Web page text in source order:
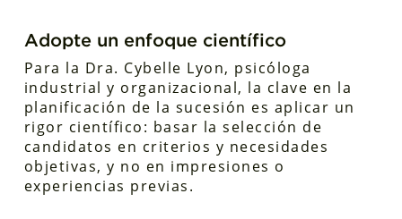
Adopte un enfoque científico
Para la Dra. Cybelle Lyon, psicóloga
industrial y organizacional, la clave en la
planificación de la sucesión es aplicar un
rigor científico: basar la selección de
candidatos en criterios y necesidades
objetivas, y no en impresiones o
experiencias previas.